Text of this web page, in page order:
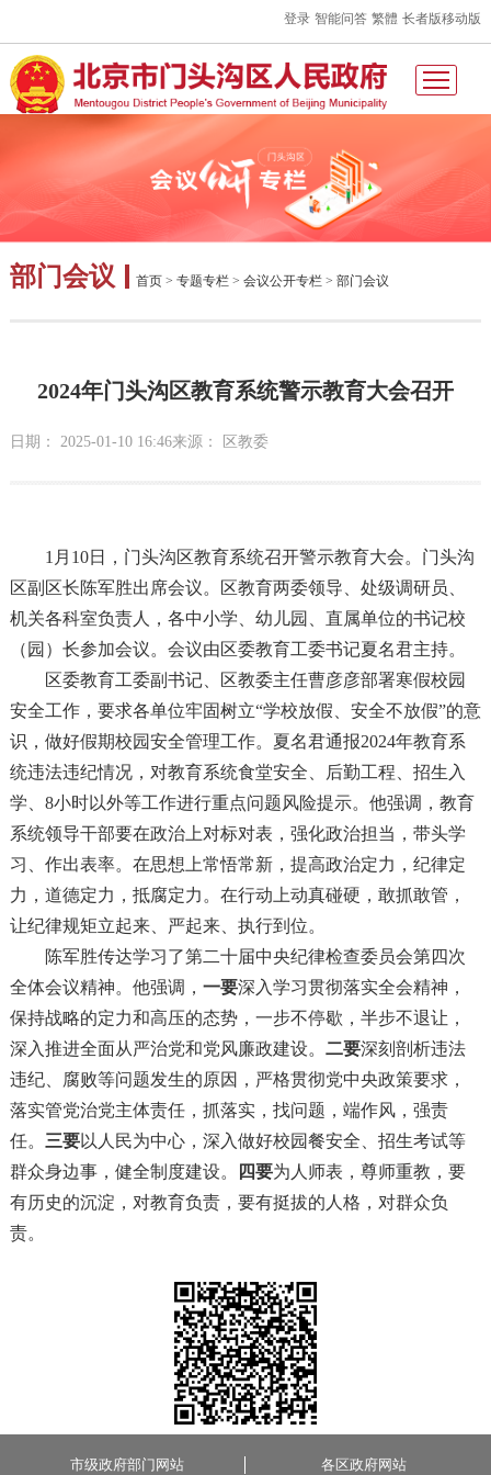
登录 智能问答 繁體 长者版移动版
部门会议 首页> 专题专栏> 会议公开专栏> 部门会议
2024年门头沟区教育系统警示教育大会召开
日期： 2025-01-10 16:46来源： 区教委
1月10日，门头沟区教育系统召开警示教育大会。门头沟
区副区长陈军胜出席会议。区教育两委领导、处级调研员、
机关各科室负责人，各中小学、幼儿园、直属单位的书记校
（园）长参加会议。会议由区委教育工委书记夏名君主持。
区委教育工委副书记、区教委主任曹彦彦部署寒假校园
安全工作，要求各单位牢固树立“学校放假、安全不放假”的意
识，做好假期校园安全管理工作。夏名君通报2024年教育系
统违法违纪情况，对教育系统食堂安全、后勤工程、招生入
学、8小时以外等工作进行重点问题风险提示。他强调，教育
系统领导干部要在政治上对标对表，强化政治担当，带头学
习、作出表率。在思想上常悟常新，提高政治定力，纪律定
力，道德定力，抵腐定力。在行动上动真碰硬，敢抓敢管，
让纪律规矩立起来、严起来、执行到位。
陈军胜传达学习了第二十届中央纪律检查委员会第四次
全体会议精神。他强调， 一要深入学习贯彻落实全会精神，
保持战略的定力和高压的态势，一步不停歇，半步不退让，
深入推进全面从严治党和党风廉政建设。 二要深刻剖析违法
违纪、腐败等问题发生的原因，严格贯彻党中央政策要求，
落实管党治党主体责任，抓落实，找问题，端作风，强责
任。 三要以人民为中心，深入做好校园餐安全、招生考试等
群众身边事，健全制度建设。
四要为人师表，尊师重教，要
有历史的沉淀，对教育负责，要有挺拔的人格，对群众负
责。
市级政府部门网站 各区政府网站